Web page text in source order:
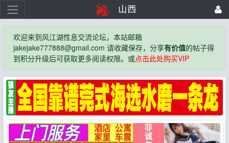
山西
欢迎来到风江湖性息交流论坛，本站邮箱
jakejake777888@gmail.com 请收藏保存，分享有价值的帖子得
到积分升级后可获取更多阅读权限。或点击此处购买VIP